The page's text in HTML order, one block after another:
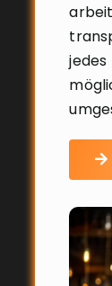
jedes